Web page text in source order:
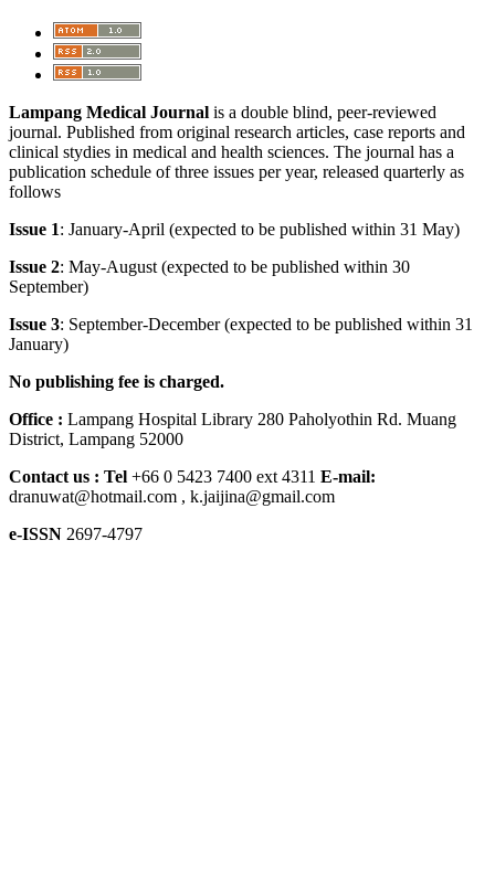
Lampang Medical Journal is a double blind, peer-reviewed
journal. Published from original research articles, case reports and
clinical stydies in medical and health sciences. The journal has a
publication schedule of three issues per year, released quarterly as
follows
Issue 1: January-April (expected to be published within 31 May)
Issue 2: May-August (expected to be published within 30
September)
Issue 3: September-December (expected to be published within 31
January)
No publishing fee is charged.
Office : Lampang Hospital Library 280 Paholyothin Rd. Muang
District, Lampang 52000
Contact us : Tel +66 0 5423 7400 ext 4311 E-mail:
dranuwat@hotmail.com , k.jaijina@gmail.com
e-ISSN 2697-4797